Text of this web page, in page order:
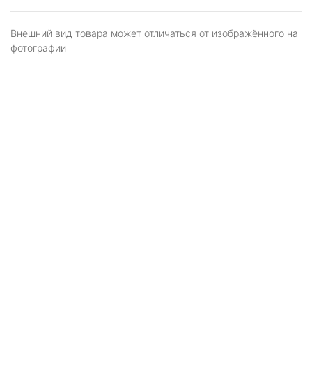
Внешний вид товара может отличаться от изображённого на
фотографии